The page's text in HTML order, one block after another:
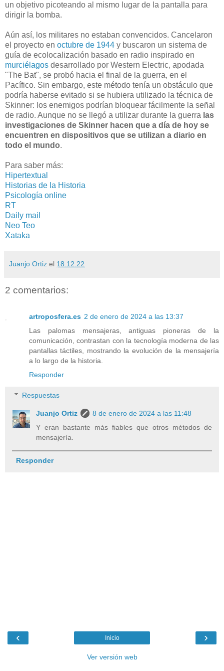
un objetivo picoteando al mismo lugar de la pantalla para
dirigir la bomba.
Aún así, los militares no estaban convencidos. Cancelaron
el proyecto en octubre de 1944 y buscaron un sistema de
guía de ecolocalización basado en radio inspirado en
murciélagos desarrollado por Western Electric, apodada
"The Bat", se probó hacia el final de la guerra, en el
Pacífico. Sin embargo, este método tenía un obstáculo que
podría haberse evitado si se hubiera utilizado la técnica de
Skinner: los enemigos podrían bloquear fácilmente la señal
de radio. Aunque no se llegó a utilizar durante la guerra las
investigaciones de Skinner hacen que a día de hoy se
encuentren en dispositivos que se utilizan a diario en
todo el mundo.
Para saber más:
Hipertextual
Historias de la Historia
Psicología online
RT
Daily mail
Neo Teo
Xataka
Juanjo Ortiz el 18.12.22
2 comentarios:
artroposfera.es 2 de enero de 2024 a las 13:37
Las palomas mensajeras, antiguas pioneras de la
comunicación, contrastan con la tecnología moderna de las
pantallas táctiles, mostrando la evolución de la mensajería
a lo largo de la historia.
Responder
Respuestas
Juanjo Ortiz
8 de enero de 2024 a las 11:48
Y eran bastante más fiables que otros métodos de
mensajería.
Responder
‹ ›
Inicio
Ver versión web